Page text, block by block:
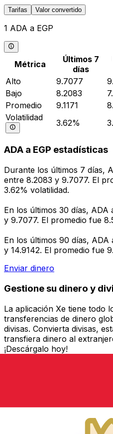
Tarifas Valor convertido
1 ADA a EGP
Métrica
Últimos 7
días
Alto
9.7077
Bajo
8.2083
Promedio
9.1171
Volatilidad
3.62%
ADA a EGP estadísticas
Durante los últimos 7 días,
entre 8.2083 y 9.7077. El
3.62% volatilidad.
En los últimos 30 días, ADA
y 9.7077. El promedio fue
En los últimos 90 días, ADA
y 14.9142. El promedio fue
Enviar dinero
Gestione su dinero y
La aplicación Xe tiene todo
transferencias de dinero
divisas. Convierta divisas,
transfiera dinero al
¡Descárgalo hoy!